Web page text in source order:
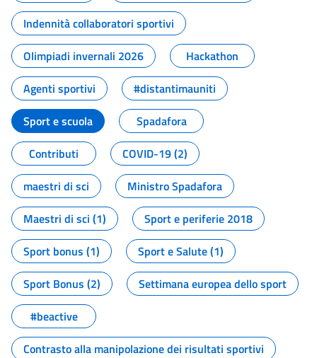
Indennità collaboratori sportivi
Olimpiadi invernali 2026
Hackathon
Agenti sportivi
#distantimauniti
Sport e scuola
Spadafora
Contributi
COVID-19 (2)
maestri di sci
Ministro Spadafora
Maestri di sci (1)
Sport e periferie 2018
Sport bonus (1)
Sport e Salute (1)
Sport Bonus (2)
Settimana europea dello sport
#beactive
Contrasto alla manipolazione dei risultati sportivi